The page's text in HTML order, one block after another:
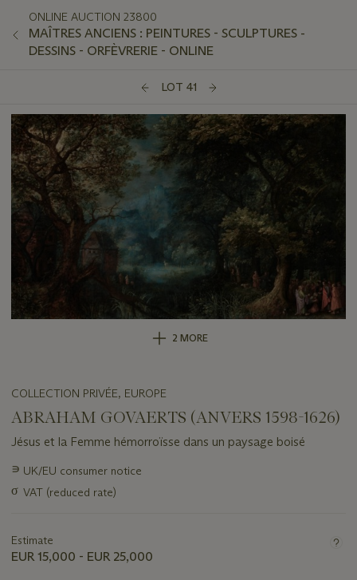
ONLINE AUCTION 23800
MAÎTRES ANCIENS : PEINTURES - SCULPTURES -
DESSINS - ORFÈVRERIE - ONLINE
LOT 41
2 MORE
COLLECTION PRIVÉE, EUROPE
ABRAHAM GOVAERTS (ANVERS 1598-1626)
Jésus et la Femme hémorroïsse dans un paysage boisé
Important
about
∍ UK/EU consumer notice
σ VAT (reduced rate)
Estimate
EUR 15,000 - EUR 25,000